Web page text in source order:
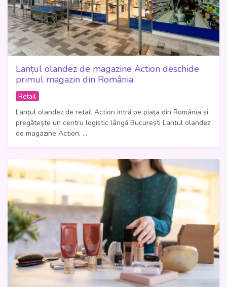
Lanțul olandez de magazine Action deschide
primul magazin din România
Retail
Lanțul olandez de retail Action intră pe piața din România și
pregătește un centru logistic lângă București Lanțul olandez
de magazine Action, ...